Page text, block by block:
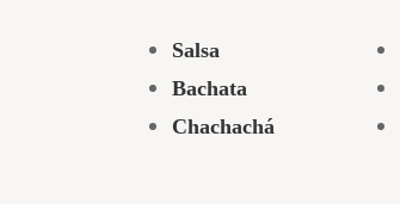
Salsa
Bachata
Chachachá